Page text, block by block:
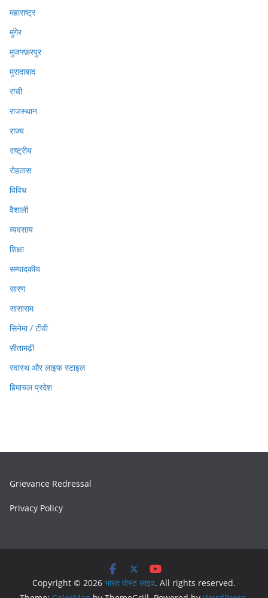
महाराष्ट्र
मुंगेर
मुजफ्फ़रपुर
मुरादाबाद
रांची
राजस्थान
राज्य
राष्ट्रीय
रोहतास
विविध
वैशाली
व्यवसाय
शिक्षा
सम्पादकीय
सारण
सासाराम
सिनेमा / टीवी
सीतामढ़ी
स्वास्थ और लाइफ स्टाइल
हिमाचल प्रदेश
Grievance Redressal
Privacy Policy
Copyright © 2026 भारत पोस्ट लाइव. All rights reserved.